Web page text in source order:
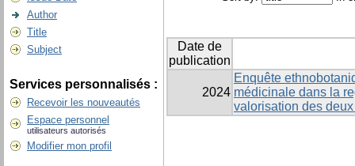
Author
Title
Subject
Services personnalisés :
Recevoir les nouveautés
Espace personnel
utilisateurs autorisés
Modifier mon profil
Date de
publication
2024
Enquête
médicinale dans la
valorisation des